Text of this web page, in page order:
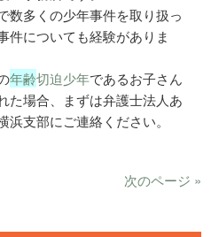
数多くの少年事件を取り扱っ
件についても経験がありま
年齢切迫少年であるお子さん
た場合、まずは弁護士法人あ
支部にご連絡ください。
次のページ »